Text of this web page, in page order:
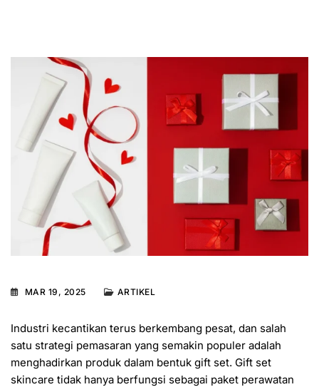
MAR 19, 2025 ARTIKEL
Industri kecantikan terus berkembang pesat, dan salah
satu strategi pemasaran yang semakin populer adalah
menghadirkan produk dalam bentuk gift set. Gift set
skincare tidak hanya berfungsi sebagai paket perawatan